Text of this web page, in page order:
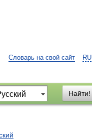
RU
Словарь на свой сайт
Найти!